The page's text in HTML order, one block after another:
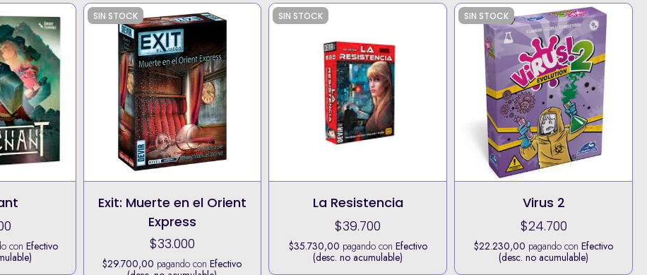
conEfectivo
SIN STOCK
Exit: Muerte en el Orient
Express
$33.000
$29.700,00 pagando conEfectivo
SIN STOCK
La Resistencia
$39.700
$35.730,00 pagando con Efectivo
(desc. no acumulable)
SIN STOCK
Virus 2
$24.700
$22.230,00 pagando conEfectivo
(desc. no acumulable)